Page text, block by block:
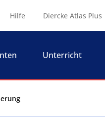
Hilfe Diercke Atlas Plus
Unterricht